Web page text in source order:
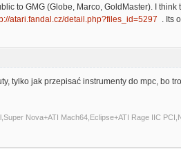
to GMG (Globe, Marco, GoldMaster). I
atari.fandal.cz/detail.php?files_id=5297 . Its
tylko jak przepisać instrumenty do mpc, bo
Nova+ATI Mach64,Eclipse+ATI Rage IIC